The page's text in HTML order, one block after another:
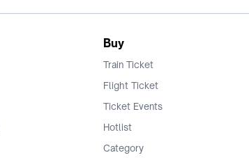
Buy
Train Ticket
Flight Ticket
Ticket Events
Hotlist
Category